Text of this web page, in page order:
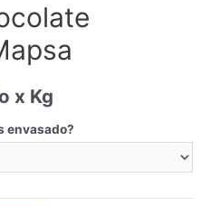
x Kg
envasado?